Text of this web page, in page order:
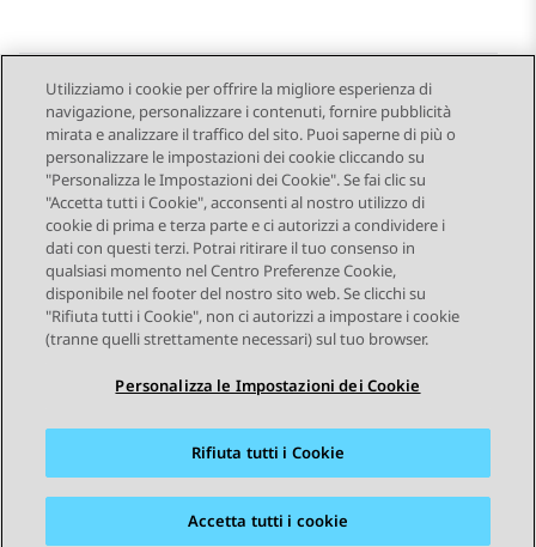
Send Feedback
Navigazione argomento
Argomento precedente Argomento successivo
STAY CONNECTED
Mappa del sito Condizioni d'uso
Privacy
Marchi commerciali
Utilizziamo i cookie per offrire la migliore esperienza di
navigazione, personalizzare i contenuti, fornire pubblicità
mirata e analizzare il traffico del sito. Puoi saperne di più o
personalizzare le impostazioni dei cookie cliccando su
"Personalizza le Impostazioni dei Cookie". Se fai clic su
"Accetta tutti i Cookie", acconsenti al nostro utilizzo di
cookie di prima e terza parte e ci autorizzi a condividere i
dati con questi terzi. Potrai ritirare il tuo consenso in
qualsiasi momento nel Centro Preferenze Cookie,
disponibile nel footer del nostro sito web. Se clicchi su
"Rifiuta tutti i Cookie", non ci autorizzi a impostare i cookie
(tranne quelli strettamente necessari) sul tuo browser.
Personalizza le Impostazioni dei Cookie
Rifiuta tutti i Cookie
Accetta tutti i cookie